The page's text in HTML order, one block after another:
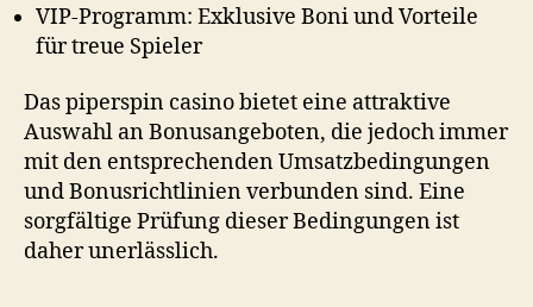
VIP-Programm: Exklusive Boni und Vorteile
für treue Spieler
Daspiperspin casinobietet eine attraktive
Auswahl an Bonusangeboten, die jedoch immer
mit den entsprechenden Umsatzbedingungen
und Bonusrichtlinien verbunden sind. Eine
sorgfältige Prüfung dieser Bedingungen ist
daher unerlässlich.